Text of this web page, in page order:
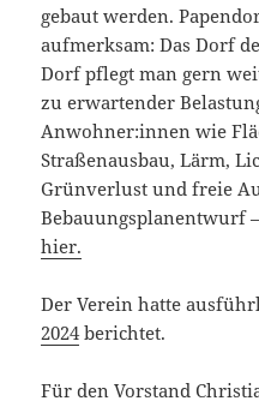
gebaut werden.
aufmerksam: Das Dorf
Dorf pflegt man gern
zu erwartender
Anwohner:innen wie
Straßenausbau, Lärm,
Grünverlust und freie
Bebauungsplanentwurf
hier.
Der Verein hatte
2024berichtet.
Für den Vorstand